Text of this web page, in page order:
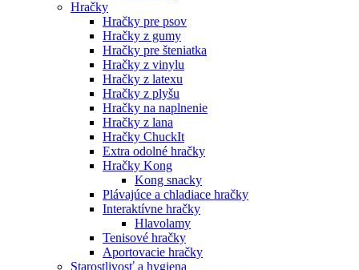
Hračky
Hračky pre psov
Hračky z gumy
Hračky pre šteniatka
Hračky z vinylu
Hračky z latexu
Hračky z plyšu
Hračky na naplnenie
Hračky z lana
Hračky ChuckIt
Extra odolné hračky
Hračky Kong
Kong snacky
Plávajúce a chladiace hračky
Interaktívne hračky
Hlavolamy
Tenisové hračky
Aportovacie hračky
Starostlivosť a hygiena